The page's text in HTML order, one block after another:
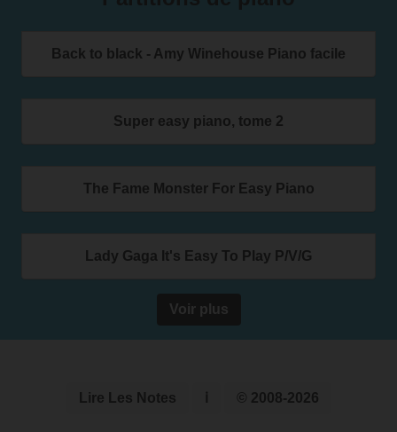
Back to black - Amy Winehouse Piano facile
Super easy piano, tome 2
The Fame Monster For Easy Piano
Lady Gaga It's Easy To Play P/V/G
Voir plus
Lire Les Notes © 2008-2026